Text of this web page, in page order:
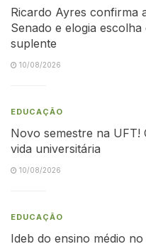
Ricardo Ayres confirma
Senado e elogia
suplente
10/08/2026
EDUCAÇÃO
Novo semestre na
vida universitária
10/08/2026
EDUCAÇÃO
Ideb do ensino médio